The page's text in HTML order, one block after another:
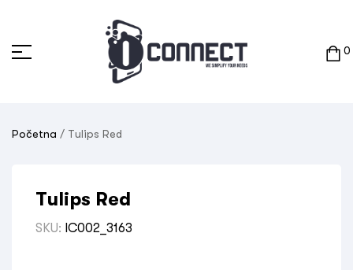
0
Početna / Tulips Red
Tulips Red
SKU: IC002_3163